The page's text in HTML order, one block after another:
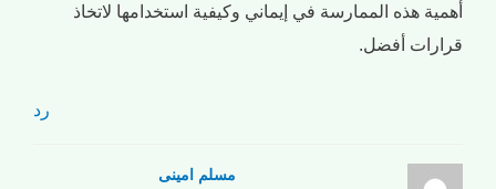
أهمية هذه الممارسة في إيماني وكيفية استخدامها لاتخاذ
قرارات أفضل.
رد
مسلم امینی